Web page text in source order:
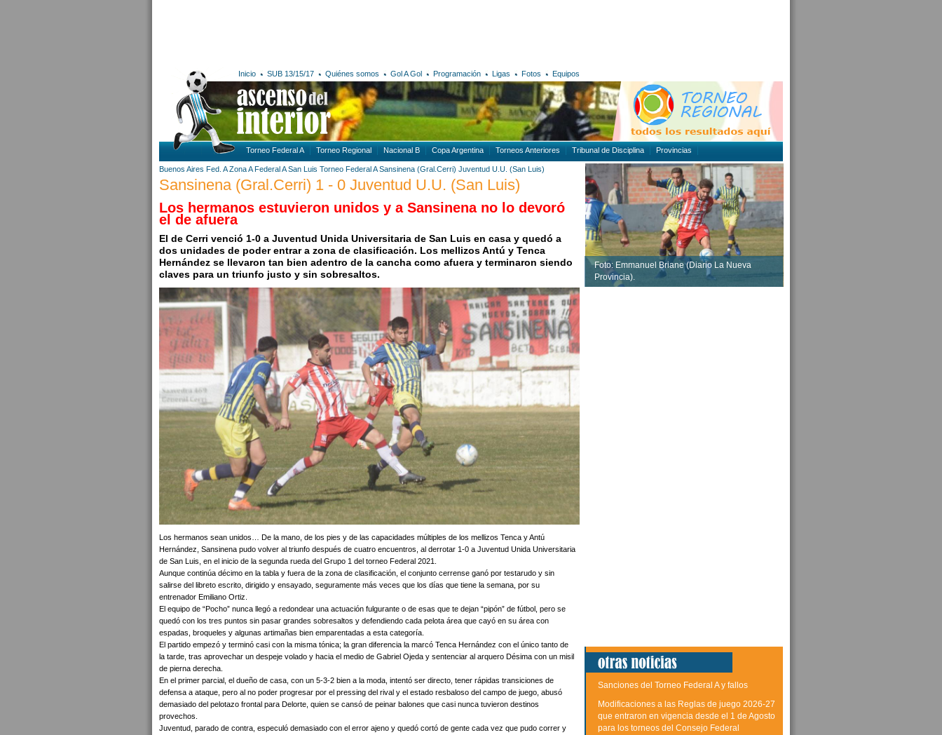
Inicio SUB 13/15/17 Quiénes somos Gol A Gol Programación Ligas Fotos Equipos
Torneo Federal A Torneo Regional Nacional B Copa Argentina Torneos Anteriores Tribunal de Disciplina Provincias
Buenos Aires Fed. A Zona A Federal A San Luis Torneo Federal A Sansinena (Gral.Cerri) Juventud U.U. (San Luis)
Sansinena (Gral.Cerri) 1 - 0 Juventud U.U. (San Luis)
Los hermanos estuvieron unidos y a Sansinena no lo devoró
el de afuera
El de Cerri venció 1-0 a Juventud Unida Universitaria de San Luis en casa y quedó a
dos unidades de poder entrar a zona de clasificación. Los mellizos Antú y Tenca
Hernández se llevaron tan bien adentro de la cancha como afuera y terminaron siendo
claves para un triunfo justo y sin sobresaltos.
Los hermanos sean unidos… De la mano, de los pies y de las capacidades múltiples de los mellizos Tenca y Antú
Hernández, Sansinena pudo volver al triunfo después de cuatro encuentros, al derrotar 1-0 a Juventud Unida Universitaria
de San Luis, en el inicio de la segunda rueda del Grupo 1 del torneo Federal 2021.
Aunque continúa décimo en la tabla y fuera de la zona de clasificación, el conjunto cerrense ganó por testarudo y sin
salirse del libreto escrito, dirigido y ensayado, seguramente más veces que los días que tiene la semana, por su
entrenador Emiliano Ortiz.
El equipo de “Pocho” nunca llegó a redondear una actuación fulgurante o de esas que te dejan “pipón” de fútbol, pero se
quedó con los tres puntos sin pasar grandes sobresaltos y defendiendo cada pelota área que cayó en su área con
espadas, broqueles y algunas artimañas bien emparentadas a esta categoría.
El partido empezó y terminó casi con la misma tónica; la gran diferencia la marcó Tenca Hernández con el único tanto de
la tarde, tras aprovechar un despeje volado y hacia el medio de Gabriel Ojeda y sentenciar al arquero Désima con un misil
de pierna derecha.
En el primer parcial, el dueño de casa, con un 5-3-2 bien a la moda, intentó ser directo, tener rápidas transiciones de
defensa a ataque, pero al no poder progresar por el pressing del rival y el estado resbaloso del campo de juego, abusó
demasiado del pelotazo frontal para Delorte, quien se cansó de peinar balones que casi nunca tuvieron destinos
provechos.
Juventud, parado de contra, especuló demasiado con el error ajeno y quedó cortó de gente cada vez que pudo correr y
Foto: Emmanuel Briane (Diario La Nueva
Provincia).
Sanciones del Torneo Federal A y fallos
Modificaciones a las Reglas de juego 2026-27
que entraron en vigencia desde el 1 de Agosto
para los torneos del Consejo Federal